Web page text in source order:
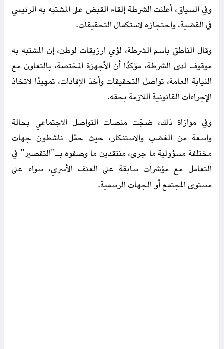
وفي السياق، أعلنت الشرطة إلقاء القبض على المشتبه به الرئيسي
في القضية، واحتجازه لاستكمال التحقيقات.
وقال الناطق باسم الشرطة، لؤي ارزيقات لوطن، إن المشتبه به
موقوف لدى الشرطة، مؤكدًا أن الأجهزة المختصة، بالتعاون مع
النيابة العامة، تواصل التحقيقات وأخذ الإفادات، تمهيدًا لاتخاذ
الإجراءات القانونية اللازمة بحقه.
وفي موازاة ذلك، ضجّت منصات التواصل الاجتماعي بحالة
واسعة من الغضب والاستنكار، حيث حمّل ناشطون جهات
مختلفة مسؤولية ما جرى، منتقدين ما وصفوه بـ"التقصير" في
التعامل مع مؤشرات سابقة على العنف الأسري، سواء على
مستوى المجتمع أو الجهات الرسمية.